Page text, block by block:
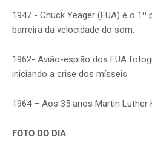
1947 - Chuck Yeager (EUA) é o
barreira da velocidade do som.
1962- Avião-espião dos EUA
iniciando a crise dos mísseis.
1964 – Aos 35 anos Martin Luther
FOTO DO DIA